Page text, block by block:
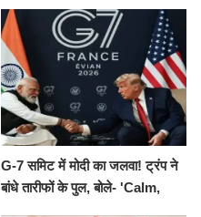
संकल्प
G-7 समिट में मोदी का जलवा! ट्रंप ने
बांधे तारीफों के पुल, बोले- 'Calm,